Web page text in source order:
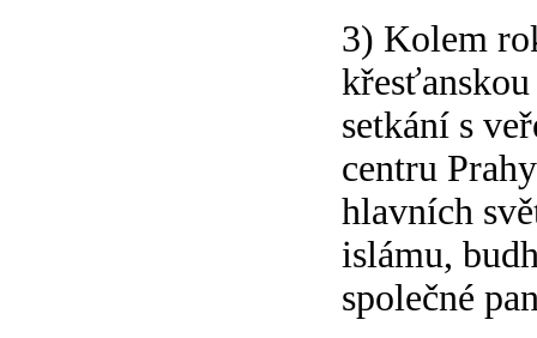
3) Kolem
setkání s
centru
hlavních
islámu,
společné